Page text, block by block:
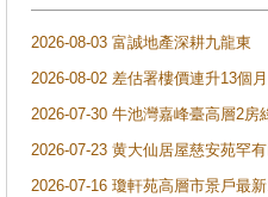
2026-08-03 富誠地產深耕九龍東
2026-08-02 差估署樓價連升13個
2026-07-30 牛池灣嘉峰臺高層2
2026-07-23 黄大仙居屋慈安苑罕
2026-07-16 瓊軒苑高層市景戶最